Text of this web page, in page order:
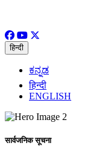
हिन्दी
ಕನ್ನಡ
हिन्दी
ENGLISH
सार्वजनिक सूचना